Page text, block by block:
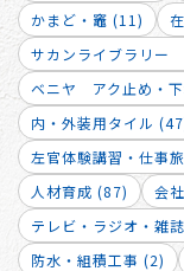
かまど・竈 (11)
サカンライブラリー
ベニヤ アク止め・
内・外装用タイル
左官体験講習・仕事
人材育成 (87)
会
テレビ・ラジオ・雑
防水・組積工事 (2)